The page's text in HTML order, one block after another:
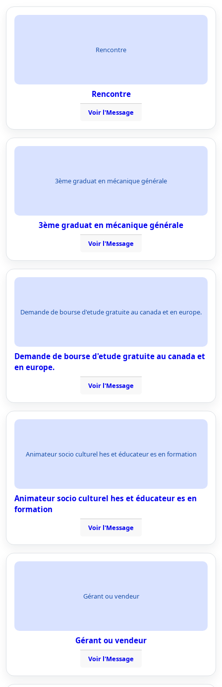
Rencontre
Rencontre
Voir l'Message
3ème graduat en mécanique générale
3ème graduat en mécanique générale
Voir l'Message
Demande de bourse d'etude gratuite au canada et en europe.
Demande de bourse d'etude gratuite au canada et
en europe.
Voir l'Message
Animateur socio culturel hes et éducateur es en formation
Animateur socio culturel hes et éducateur es en
formation
Voir l'Message
Gérant ou vendeur
Gérant ou vendeur
Voir l'Message